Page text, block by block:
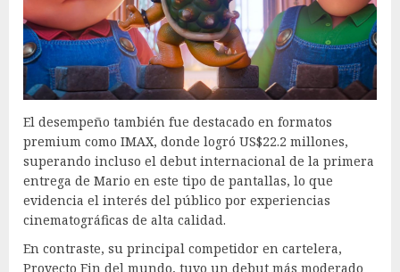
El desempeño también fue destacado en formatos
premium como IMAX, donde logró US$22.2 millones,
superando incluso el debut internacional de la primera
entrega de Mario en este tipo de pantallas, lo que
evidencia el interés del público por experiencias
cinematográficas de alta calidad.
En contraste, su principal competidor en cartelera,
Proyecto Fin del mundo, tuvo un debut más moderado